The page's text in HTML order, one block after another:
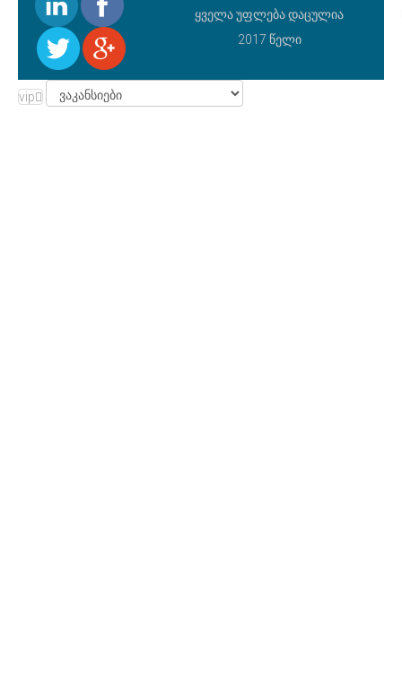
ყველა უფლება დაცულია
2017 წელი
vip